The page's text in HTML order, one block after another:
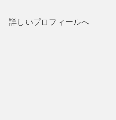
詳しいプロフィールへ